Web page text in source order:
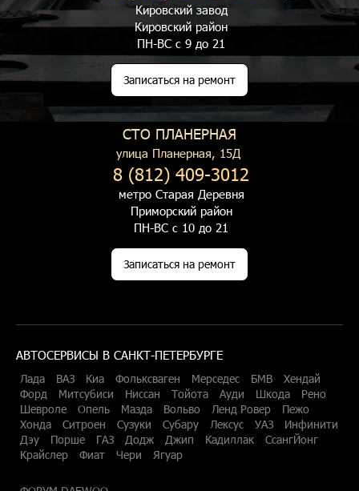
Кировский завод
Кировский район
ПН-ВС с 9 до 21
Записаться на ремонт
СТО ПЛАНЕРНАЯ
улица Планерная, 15Д
8 (812) 409-3012
метро Старая Деревня
Приморский район
ПН-ВС с 10 до 21
Записаться на ремонт
АВТОСЕРВИСЫ В САНКТ-ПЕТЕРБУРГЕ
Лада ВАЗ Киа Фольксваген Мерседес БМВ
Хендай
Форд
Митсубиси Ниссан Тойота Ауди Шкода
Рено
Шевроле
Опель Мазда Вольво Ленд Ровер
Пежо
Хонда
Ситроен Сузуки Субару Лексус УАЗ
Инфинити
Дэу
Порше ГАЗ Додж Джип Кадиллак
СсангЙонг
Крайслер
Фиат Чери Ягуар